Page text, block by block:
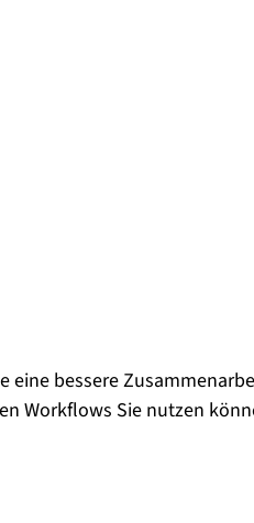
bessere
Workflows Sie nutzen